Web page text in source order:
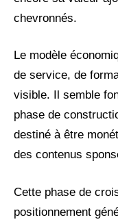
chevronnés.
Le modèle
de service, de
visible. Il semble
phase de
destiné à être
des contenus
Cette phase de
positionnement